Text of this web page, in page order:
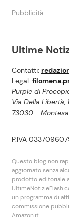
Ultime
Contatti:
Legal:
Purple di
Via Della Libertà,
73030 -
P.IVA
Questo blog non
aggiornato senza
prodotto editoriale
un programma di
commissione
Amazon.it.
Pubblicità